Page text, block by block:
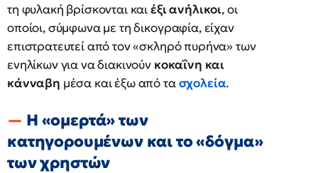
τη φυλακή βρίσκονται καιέξι ανήλικοι, οι
οποίοι, σύμφωνα με τη δικογραφία, είχαν
επιστρατευτεί από τον «σκληρό πυρήνα» των
ενηλίκων για να διακινούν κοκαΐνη και
κάνναβη μέσα και έξω από τασχολεία.
Η «ομερτά» των
κατηγορουμένων και το «δόγμα»
των χρηστών